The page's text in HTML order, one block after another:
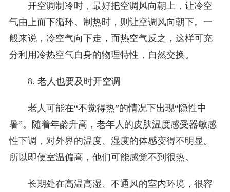
开空调制冷时，最好把空调风向朝上，让冷空
气由上而下循环。制热时，则让空调风向朝下。一
般来说，冷空气向下走，而热空气反之，这样可充
分利用冷热空气自身的物理特性，自然交换。
8. 老人也要及时开空调
老人可能在“不觉得热”的情况下出现“隐性中
暑”。随着年龄升高，老年人的皮肤温度感受器敏感
性下调，对外界的温度、湿度的体感变得不明显。
所以即便室温偏高，他们可能感觉不到很热。
长期处在高温高湿、不通风的室内环境，很容